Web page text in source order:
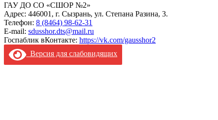
ГАУ ДО СО «СШОР №2»
Адрес: 446001, г. Сызрань, ул. Степана Разина, 3.
Телефон: 8 (8464) 98-62-31
E-mail: sdusshor.dts@mail.ru
Госпаблик вКонтакте: https://vk.com/gausshor2
Версия для слабовидящих